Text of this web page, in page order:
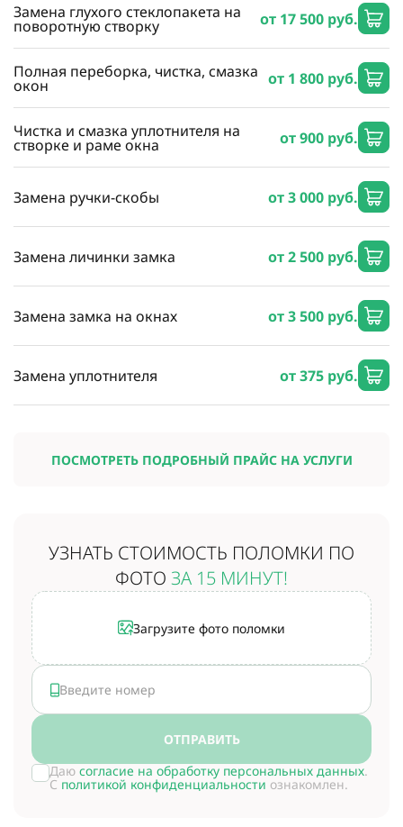
Замена глухого стеклопакета на
поворотную створку от 17 500 руб.
Полная переборка, чистка, смазка
окон от 1 800 руб.
Чистка и смазка уплотнителя на
створке и раме окна от 900 руб.
Замена ручки-скобы от 3 000 руб.
Замена личинки замка от 2 500 руб.
Замена замка на окнах от 3 500 руб.
Замена уплотнителя от 375 руб.
ПОСМОТРЕТЬ ПОДРОБНЫЙ ПРАЙС НА УСЛУГИ
УЗНАТЬ СТОИМОСТЬ ПОЛОМКИ ПО
ФОТО ЗА 15 МИНУТ!
Загрузите фото поломки
ОТПРАВИТЬ
Даю согласие на обработку персональных данных.
С политикой конфиденциальности ознакомлен.